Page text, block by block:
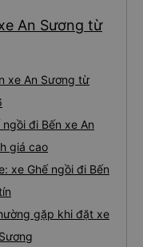
An Sương từ
xe An Sương từ
đi Bến xe An
giá cao
xe Ghế ngồi đi Bến
gặp khi đặt xe